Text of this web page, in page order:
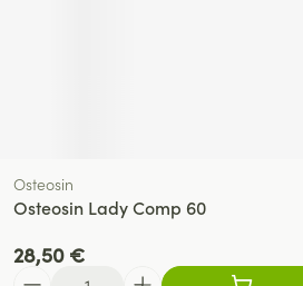
Osteosin
Osteosin Lady Comp 60
28,50 €